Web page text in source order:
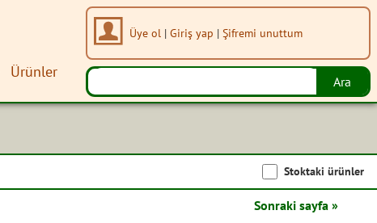
Ürünler
Üye ol | Giriş yap | Şifremi unuttum
Stoktaki ürünler
Sonraki sayfa »